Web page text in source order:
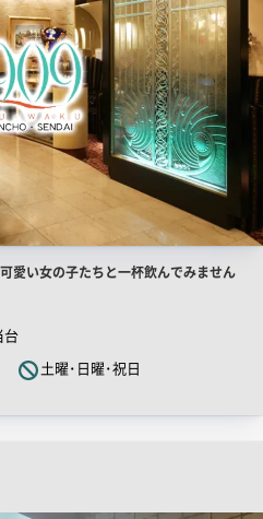
愛い女の子たちと一杯飲んでみません
台
土曜･日曜･祝日